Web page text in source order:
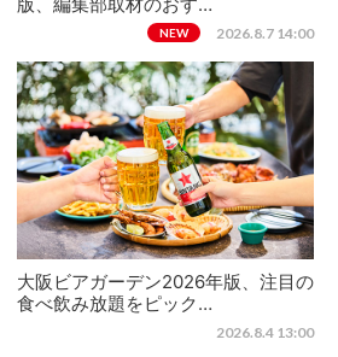
NEW 2026.8.7 14:00
大阪ビアガーデン2026年版、注目の
食べ飲み放題をピック…
2026.8.4 13:00